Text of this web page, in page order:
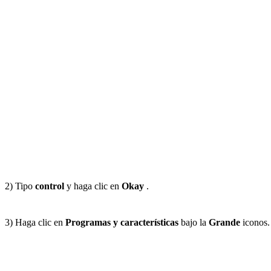
2) Tipo control y haga clic en Okay .
3) Haga clic en Programas y características bajo la Grande iconos.